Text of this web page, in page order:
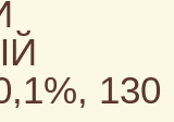
130